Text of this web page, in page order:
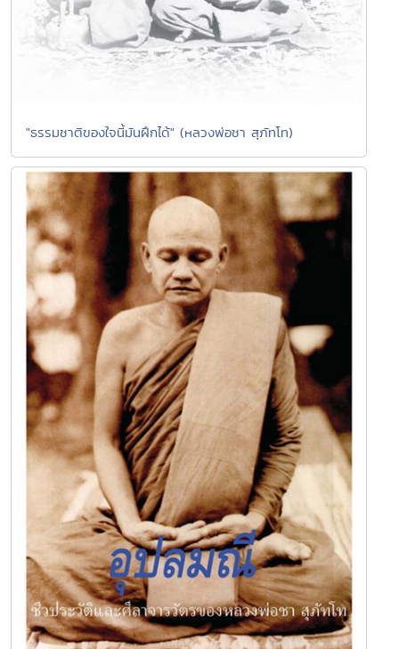
"ธรรมชาติของใจนี้มันฝึกได้" (หลวงพ่อชา สุภัทโท)